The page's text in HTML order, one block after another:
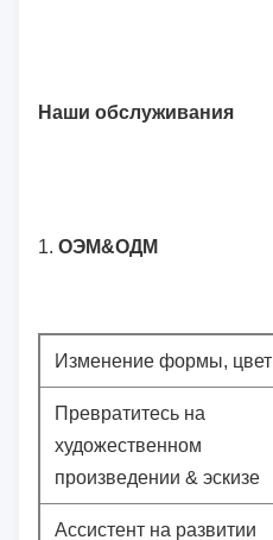
Наши обслуживания
1. ОЭМ&ОДМ
Изменение формы, цвет
Превратитесь на
художественном
произведении & эскизе
Ассистент на развитии